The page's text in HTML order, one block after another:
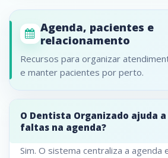
Agenda, pacientes e
relacionamento
Recursos para organizar
e manter pacientes por perto.
O Dentista Organizado ajuda
faltas na agenda?
Sim. O sistema centraliza a agenda